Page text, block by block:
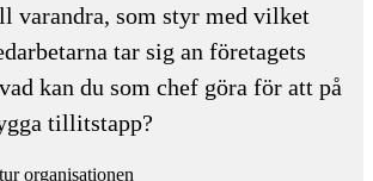
varandra, som styr med vilket
tar sig an företagets
kan du som chef göra för att på
tillitstapp?